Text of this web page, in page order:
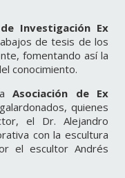
Investigación Ex
de tesis de los
fomentando así la
conocimiento.
laAsociación de Ex
quienes
el Dr. Alejandro
con la escultura
el escultor Andrés